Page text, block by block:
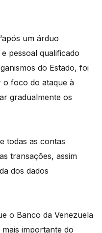
um árduo
pessoal qualificado
do Estado, foi
o foco do ataque à
gradualmente os
todas as contas
transações, assim
dos dados
o Banco da Venezuela
importante do